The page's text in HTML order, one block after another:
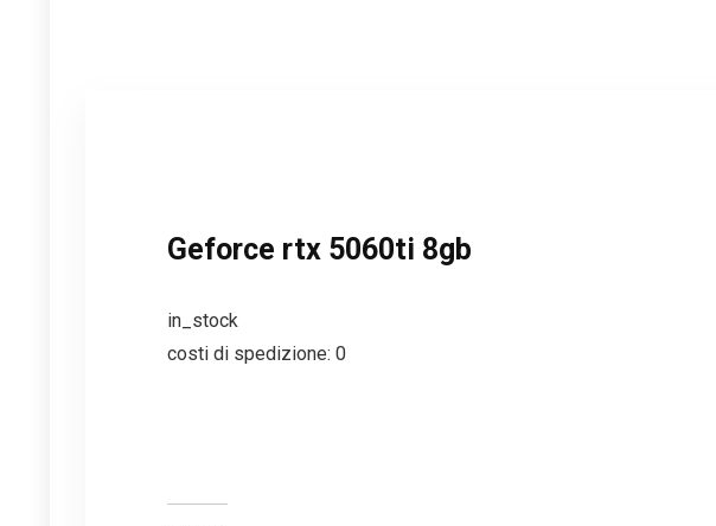
Geforce rtx 5060ti 8gb
in_stock
costi di spedizione: 0